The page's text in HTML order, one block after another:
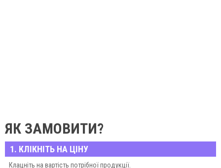
ЯК ЗАМОВИТИ?
1. КЛІКНІТЬ НА ЦІНУ
Клацніть на вартість потрібної продукції.